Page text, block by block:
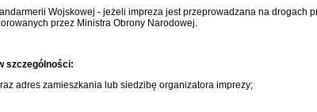
Wojskowej - jeżeli impreza jest przeprowadzana na drogach
przez Ministra Obrony Narodowej.
szczególności:
adres zamieszkania lub siedzibę organizatora imprezy;